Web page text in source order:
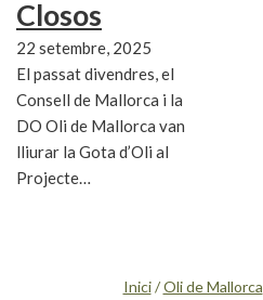
Closos
22 setembre, 2025
El passat divendres, el
Consell de Mallorca i la
DO Oli de Mallorca van
lliurar la Gota d’Oli al
Projecte…
Inici/Oli de Mallorca